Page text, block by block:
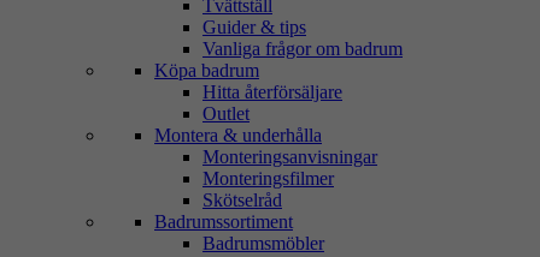
Tvättställ
Guider & tips
Vanliga frågor om badrum
Köpa badrum
Hitta återförsäljare
Outlet
Montera & underhålla
Monteringsanvisningar
Monteringsfilmer
Skötselråd
Badrumssortiment
Badrumsmöbler